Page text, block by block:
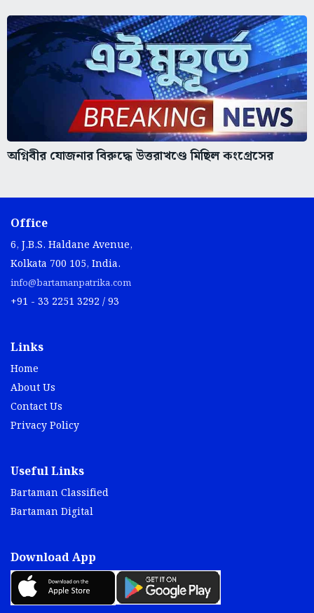
অগ্নিবীর যোজনার বিরুদ্ধে উত্তরাখণ্ডে মিছিল কংগ্রেসের
Office
6, J.B.S. Haldane Avenue,
Kolkata 700 105, India.
info@bartamanpatrika.com
+91 - 33 2251 3292 / 93
Links
Home
About Us
Contact Us
Privacy Policy
Useful Links
Bartaman Classified
Bartaman Digital
Download App